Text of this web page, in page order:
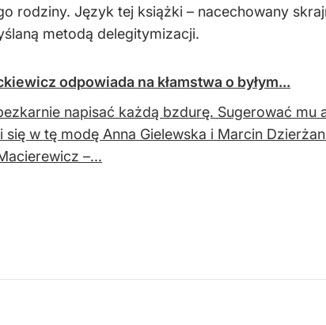
rodziny. Język tej książki – nacechowany
metodą delegitymizacji.
odpowiada na kłamstwa o byłym...
napisać każdą bzdurę. Sugerować mu
się w tę modę Anna Gielewska i Marcin
–...